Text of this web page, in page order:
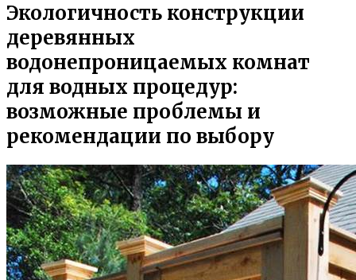
Экологичность конструкции
деревянных
водонепроницаемых комнат
для водных процедур:
возможные проблемы и
рекомендации по выбору